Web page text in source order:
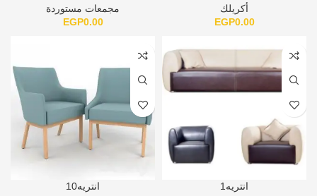
أكريلك
EGP0.00
مجمعات مستوردة
EGP0.00
انتريه1 انتريه10